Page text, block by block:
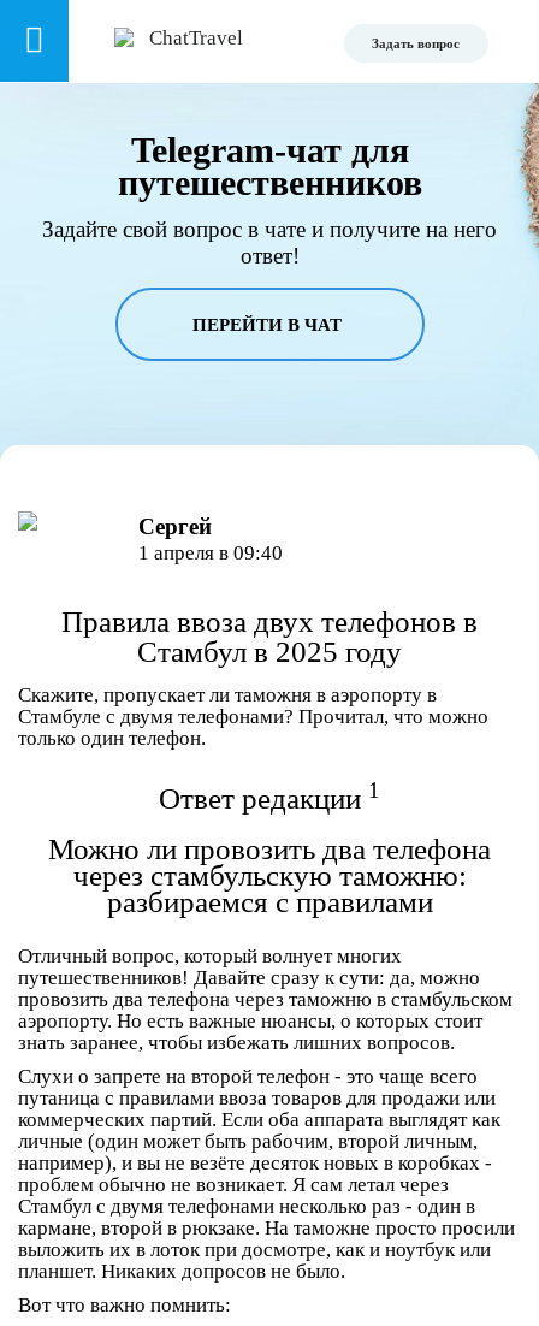
Задать вопрос
Telegram-чат для
путешественников
Задайте свой вопрос в чате и получите на него
ответ!
ПЕРЕЙТИ В ЧАТ
Сергей
1 апреля в 09:40
Правила ввоза двух телефонов в
Стамбул в 2025 году
Скажите, пропускает ли таможня в аэропорту в
Стамбуле с двумя телефонами? Прочитал, что можно
только один телефон.
Ответ редакции 1
Можно ли провозить два телефона
через стамбульскую таможню:
разбираемся с правилами
Отличный вопрос, который волнует многих
путешественников! Давайте сразу к сути: да, можно
провозить два телефона через таможню в стамбульском
аэропорту. Но есть важные нюансы, о которых стоит
знать заранее, чтобы избежать лишних вопросов.
Слухи о запрете на второй телефон - это чаще всего
путаница с правилами ввоза товаров для продажи или
коммерческих партий. Если оба аппарата выглядят как
личные (один может быть рабочим, второй личным,
например), и вы не везёте десяток новых в коробках -
проблем обычно не возникает. Я сам летал через
Стамбул с двумя телефонами несколько раз - один в
кармане, второй в рюкзаке. На таможне просто просили
выложить их в лоток при досмотре, как и ноутбук или
планшет. Никаких допросов не было.
Вот что важно помнить: